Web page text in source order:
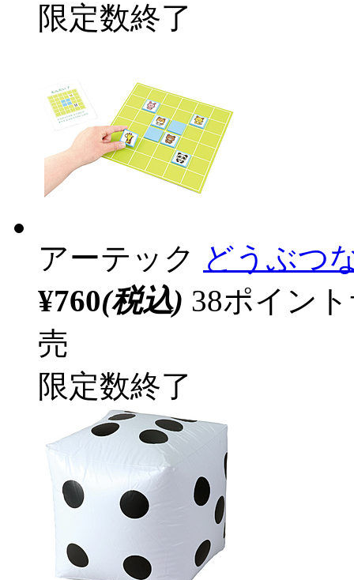
限定数終了
アーテック どうぶつ
¥760(税込) 38ポイン
売
限定数終了